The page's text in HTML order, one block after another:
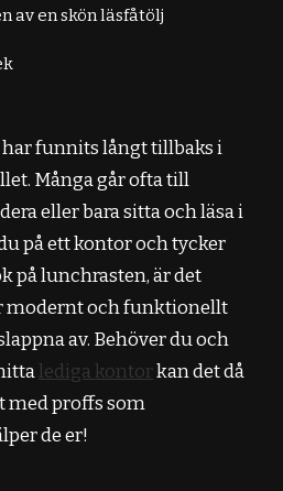
av en skön läsfåtölj
funnits långt tillbaks i
Många går ofta till
eller bara sitta och läsa i
på ett kontor och tycker
på lunchrasten, är det
modernt och funktionellt
av. Behöver du och
lediga kontorkan det då
med proffs som
de er!